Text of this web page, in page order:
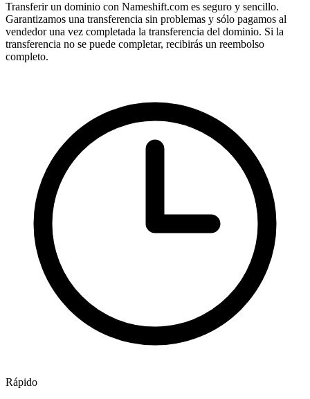
Transferir un dominio con Nameshift.com es seguro y sencillo.
Garantizamos una transferencia sin problemas y sólo pagamos al
vendedor una vez completada la transferencia del dominio. Si la
transferencia no se puede completar, recibirás un reembolso
completo.
Rápido